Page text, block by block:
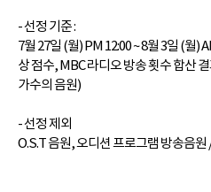
- 선정 기준 :
7월 27일 (월) PM 12:00 ~ 8월 3일 (월)
상 점수, MBC 라디오 방송 횟수 합산
가수의 음원)
- 선정 제외
O.S.T 음원, 오디션 프로그램 방송음원